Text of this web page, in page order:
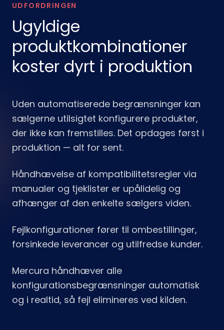
UDFORDRINGEN
Ugyldige
produktkombinationer
koster dyrt i produktion
Uden automatiserede begrænsninger kan
sælgerne utilsigtet konfigurere produkter,
der ikke kan fremstilles. Det opdages først i
produktion — alt for sent.
Håndhævelse af kompatibilitetsregler via
manualer og tjeklister er upålidelig og
afhænger af den enkelte sælgers viden.
Fejlkonfigurationer fører til ombestillinger,
forsinkede leverancer og utilfredse kunder.
Mercura håndhæver alle
konfigurationsbegrænsninger automatisk
og i realtid, så fejl elimineres ved kilden.